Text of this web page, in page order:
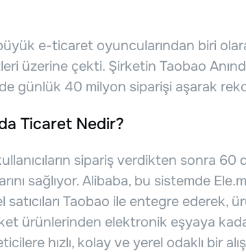
e-ticaret oyuncularından biri
üzerine çekti. Şirketin Taobao
günlük 40 milyon siparişi aşarak
Ticaret Nedir?
sipariş verdikten sonra 60
sağlıyor. Alibaba, bu sistemde
satıcıları Taobao ile entegre ederek,
ürünlerinden elektronik eşyaya
hızlı, kolay ve yerel odaklı bir